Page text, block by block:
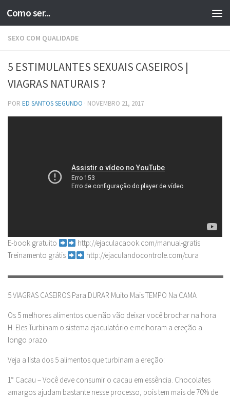
Skip to content
Como ser...
SEXO COM QUALIDADE
5 ESTIMULANTES SEXUAIS CASEIROS |
VIAGRAS NATURAIS ?
POR ED SANTOS SEGUNDO · NOVEMBRO 21, 2017
E-book gratuito
http://ejaculacaook.com/manual-gratis
Treinamento grátis
http://ejaculandocontrole.com/cura
▬▬▬▬▬▬▬▬▬▬▬▬▬▬▬▬▬▬▬▬▬▬▬▬▬▬▬▬
5 VIAGRAS CASEIROS Para DURAR Muito Mais TEMPO Na CAMA
Os 5 melhores alimentos que não vão deixar você brochar na hora
H. Eles Turbinam o sistema ejaculatório e melhoram a ereção a
longo prazo.
Veja a lista dos 5 alimentos que turbinam a ereção:
1° Cacau – Você deve consumir o cacau em essência. Chocolates
amargos ajudam bastante nesse processo, pois tem mais de 70% de